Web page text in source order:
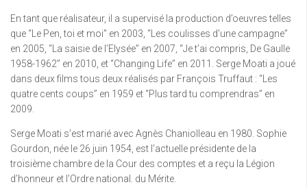
En tant que réalisateur, il a supervisé la production d’oeuvres telles
que “Le Pen, toi et moi” en 2003, “Les coulisses d’une campagne”
en 2005, “La saisie de l’Elysée” en 2007, “Je t’ai compris, De Gaulle
1958-1962” en 2010, et “Changing Life” en 2011. Serge Moati a joué
dans deux films tous deux réalisés par François Truffaut : “Les
quatre cents coups” en 1959 et “Plus tard tu comprendras” en
2009.
Serge Moati s’est marié avec Agnès Chaniolleau en 1980. Sophie
Gourdon, née le 26 juin 1954, est l’actuelle présidente de la
troisième chambre de la Cour des comptes et a reçu la Légion
d’honneur et l’Ordre national. du Mérite.